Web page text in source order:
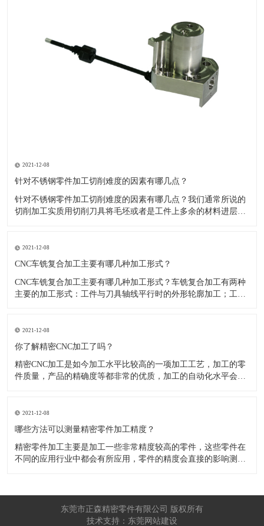
2021-12-08
针对不锈钢零件加工切削难度的因素有哪几点？
针对不锈钢零件加工切削难度的因素有哪几点？我们通常所说的
切削加工实质用切削刀具将毛坯或者是工件上多余的材料进层进
其他的常规材料，比如铜材和铝合金，究其原因有以下几个关键
因素： 一
2021-12-08
CNC车铣复合加工主要有哪几种加工形式？
CNC车铣复合加工主要有哪几种加工形式？车铣复合加工有两种
主要的加工形式：工件与刀具轴线平行时的外形轮廓加工；工件
2021-12-08
​你了解精密CNC加工了吗？
精密CNC加工是如今加工水平比较高的一项加工工艺，加工的零
件质量，产品的精确度等都非常的优质，加工的自动化水平会比
自动化技术水平高，非常适合加工轮廊样子繁杂的曲线图，斜面
零
2021-12-08
​哪些方法可以测量精密零件加工精度？
精密零件加工主要是加工一些非常精度较高的零件，这些零件在
不同的应用行业中都会有所应用，零件的精度会直接的影响测量
工按量具量仪的读数值是否直接表示被测尺寸的数值，可分为测
东莞市正森精密零件有限公司 版权所有
技术支持：东莞网站建设